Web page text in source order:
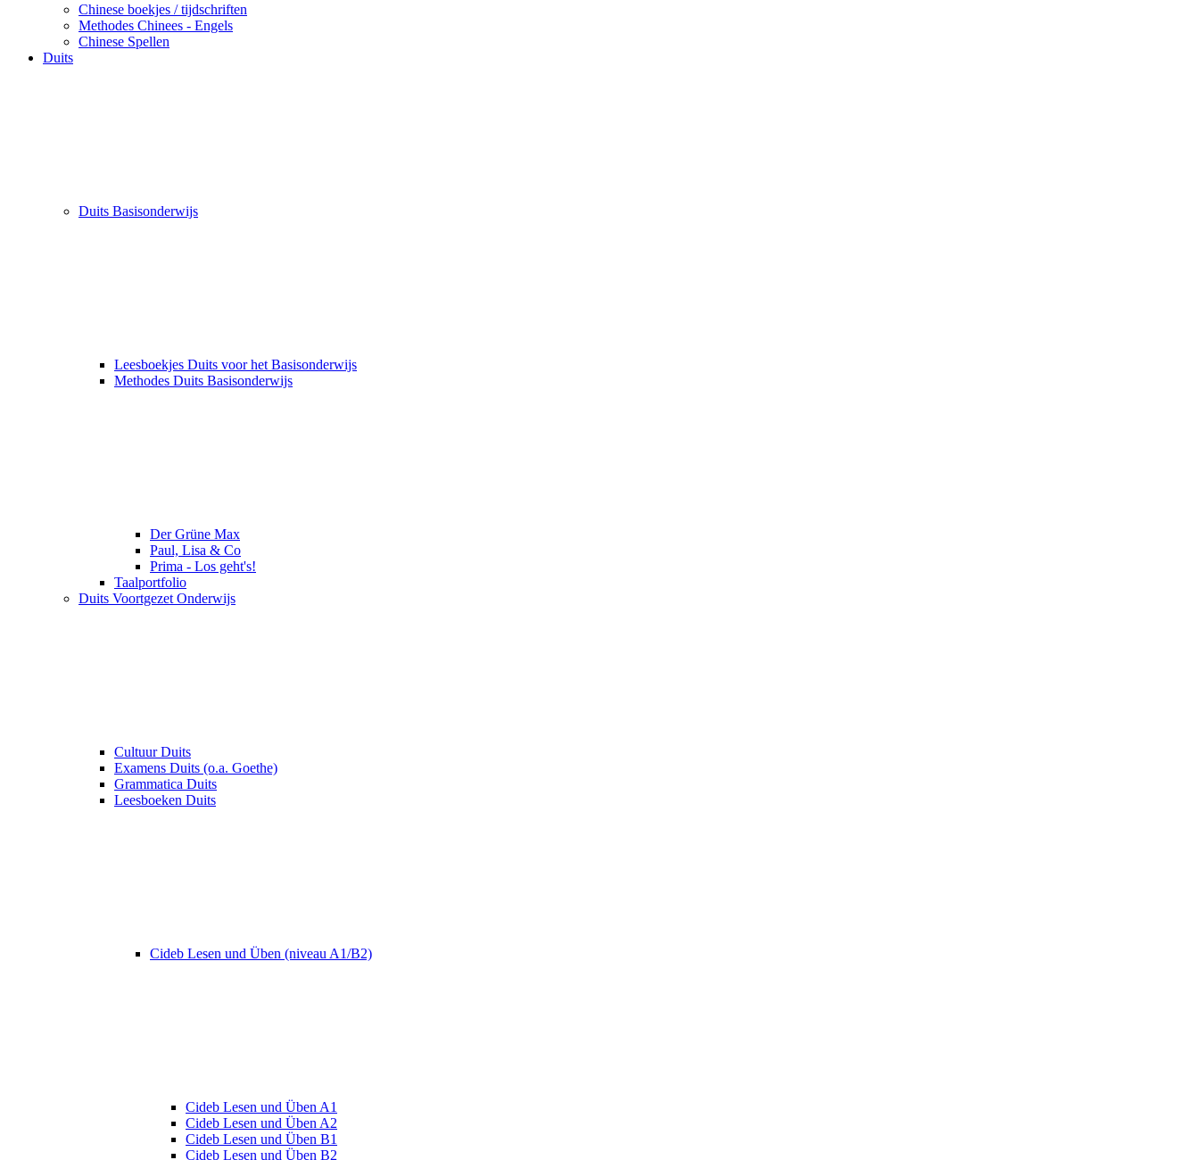
Chinese boekjes / tijdschriften
Methodes Chinees - Engels
Chinese Spellen
Duits
Duits Basisonderwijs
Leesboekjes Duits voor het Basisonderwijs
Methodes Duits Basisonderwijs
Der Grüne Max
Paul, Lisa & Co
Prima - Los geht's!
Taalportfolio
Duits Voortgezet Onderwijs
Cultuur Duits
Examens Duits (o.a. Goethe)
Grammatica Duits
Leesboeken Duits
Cideb Lesen und Üben (niveau A1/B2)
Cideb Lesen und Üben A1
Cideb Lesen und Üben A2
Cideb Lesen und Üben B1
Cideb Lesen und Üben B2